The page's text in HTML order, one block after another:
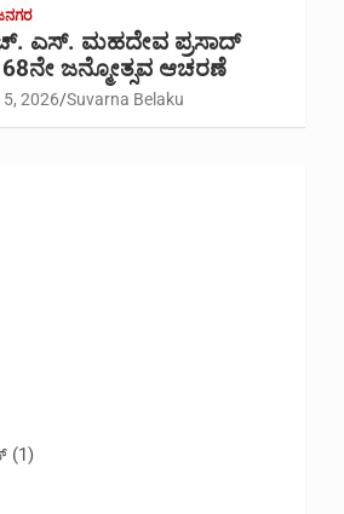
ಎಸ್. ಮಹದೇವ ಪ್ರಸಾದ್
ಜನ್ಮೋತ್ಸವ ಆಚರಣೆ
2026 Suvarna Belaku
(1)